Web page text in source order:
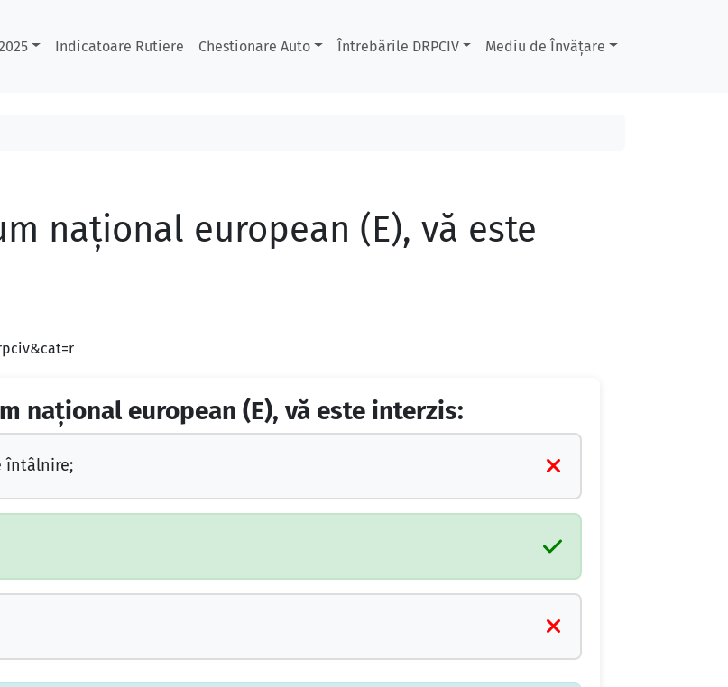
Indicatoare Rutiere Chestionare Auto Întrebările DRPCIV Mediu de Învățare
naţional european (E), vă este
naţional european (E), vă este interzis:
întâlnire;